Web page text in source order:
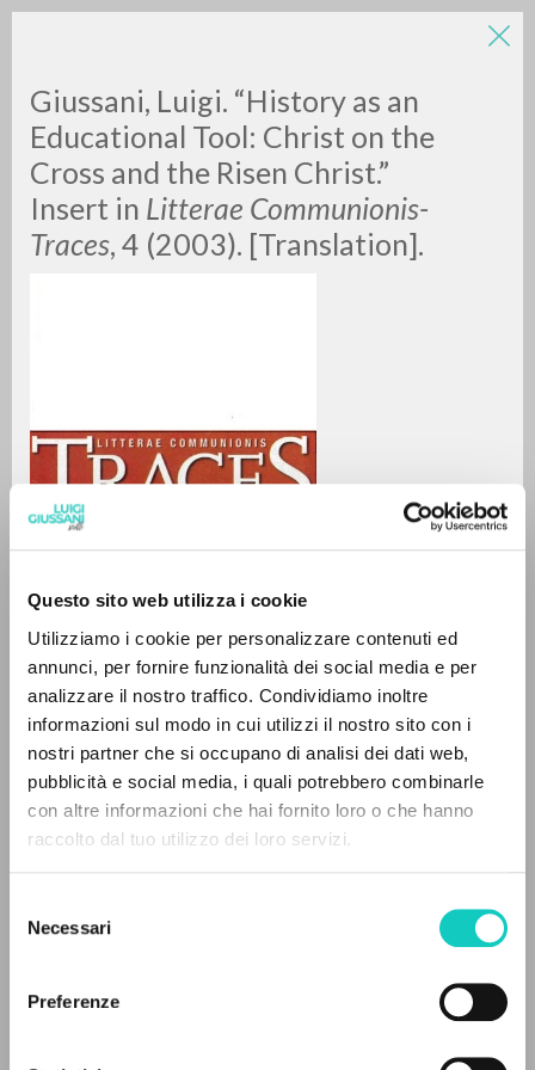
Questo sito web utilizza i cookie
Utilizziamo i cookie per personalizzare contenuti ed
annunci, per fornire funzionalità dei social media e per
analizzare il nostro traffico. Condividiamo inoltre
informazioni sul modo in cui utilizzi il nostro sito con i
nostri partner che si occupano di analisi dei dati web,
pubblicità e social media, i quali potrebbero combinarle
con altre informazioni che hai fornito loro o che hanno
raccolto dal tuo utilizzo dei loro servizi.
delNecessari
Preferenze
Giussani, Luigi. “History as an
Educational Tool: Christ on the
Cross and the Risen Christ.”
Insert in Litterae Communionis-
Traces, 4 (2003). [Translation].
Inglese
Litterae Communionis-Traces
2003
05/10/2019
LUIGI
GIUSSANI
scritti
0DOCUMENTI TROVATI
RISULTATI SUCCESSIVI